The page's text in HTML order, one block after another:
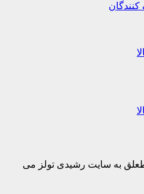
به سایت رشیدی تولز می